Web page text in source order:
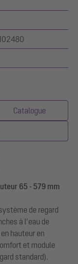
Catalogue
65 - 579 mm
de regard
à l’eau de
hauteur en
et module
standard).